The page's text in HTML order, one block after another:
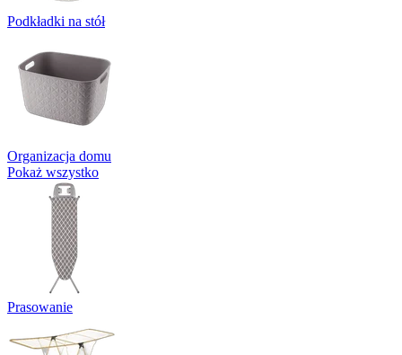
Podkładki na stół
Organizacja domu
Pokaż wszystko
Prasowanie